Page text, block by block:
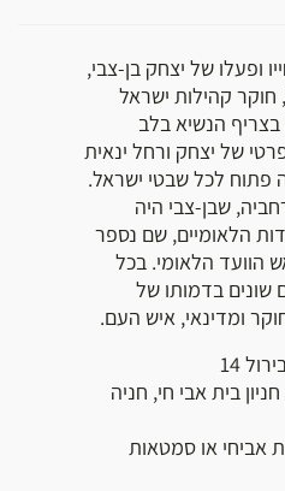
ופעלו של יצחק בן-צבי,
קהילות ישראל
בצריף הנשיא בלב
של יצחק ורחל ינאית
פתוח לכל שבטי ישראל.
שבן-צבי היה
הלאומיים, שם נספר
הוועד הלאומי. בכל
שונים בדמותו של
ומדינאי, איש העם.
14
בית אבי חי, חניה
אביחי או סמטאות